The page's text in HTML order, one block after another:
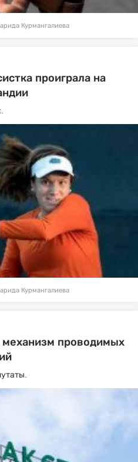
Курмангалиева
проиграла на
Курмангалиева
проводимых